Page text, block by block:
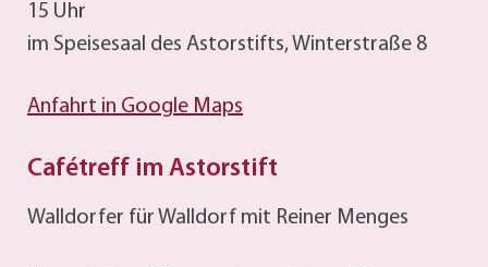
15 Uhr
im Speisesaal des Astorstifts, Winterstraße 8
Anfahrt in Google Maps
Cafétreff im Astorstift
Walldorfer für Walldorf mit Reiner Menges